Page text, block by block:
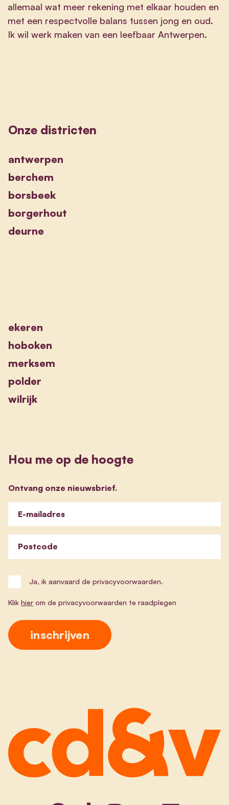
allemaal wat meer rekening met elkaar houden en
met een respectvolle balans tussen jong en oud.
Ik wil werk maken van een leefbaar Antwerpen.
Onze districten
antwerpen
berchem
borsbeek
borgerhout
deurne
ekeren
hoboken
merksem
polder
wilrijk
Hou me op de hoogte
Ontvang onze nieuwsbrief.
E-mailadres
Postcode
Ja, ik aanvaard de privacyvoorwaarden.
Klik hier om de privacyvoorwaarden te raadplegen